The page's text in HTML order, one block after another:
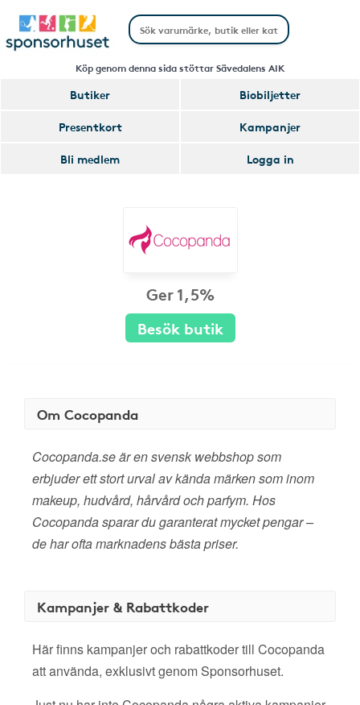
Köp genom denna sida stöttar Sävedalens AIK
Butiker
Biobiljetter
Presentkort
Kampanjer
Bli medlem
Logga in
Ger 1,5%
Besök butik
Om Cocopanda
Cocopanda.se är en svensk webbshop som
erbjuder ett stort urval av kända märken som inom
makeup, hudvård, hårvård och parfym. Hos
Cocopanda sparar du garanterat mycket pengar –
de har ofta marknadens bästa priser.
Kampanjer & Rabattkoder
Här finns kampanjer och rabattkoder till Cocopanda
att använda, exklusivt genom Sponsorhuset.